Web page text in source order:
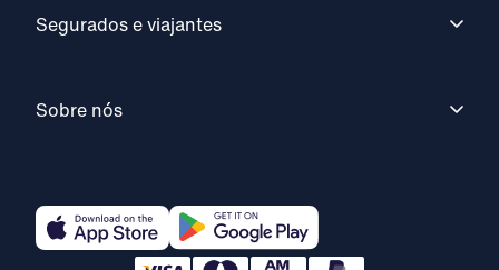
Segurados e viajantes
Sobre nós